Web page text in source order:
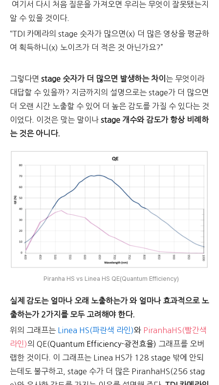
여기서 다시 처음 질문을 가져오면 우리는 무엇이 잘못됐는지
알 수 있을 것이다.
“TDI 카메라의 stage 숫자가 많으면(x) 더 많은 영상을 평균하
여 획득하니(x) 노이즈가 더 적은 것 아닌가요?”
그렇다면 stage 숫자가 더 많으면 발생하는 차이 는 무엇이라
대답할 수 있을까? 지금까지의 설명으로는 stage가 더 많으면
더 오랜 시간 노출할 수 있어 더 높은 감도를 가질 수 있다는 것
이었다. 이것은 맞는 말이나 stage 개수와 감도가 항상 비례하
는 것은 아니다.
Piranha HS vs Linea HS QE(Quantum Efficiency)
실제 감도는 얼마나 오래 노출하는가 와 얼마나 효과적으로 노
출하는가 2가지를 모두 고려해야 한다.
위의 그래프는
Linea HS(파란색 라인)와 PiranhaHS(빨간색
라인)의 QE(Quantum Efficiency-광전효율) 그래프를 오버
랩한 것이다. 이 그래프는 Linea HS가 128 stage 밖에 안되
는데도 불구하고, stage 수가 더 많은 PiranhaHS(256 stag